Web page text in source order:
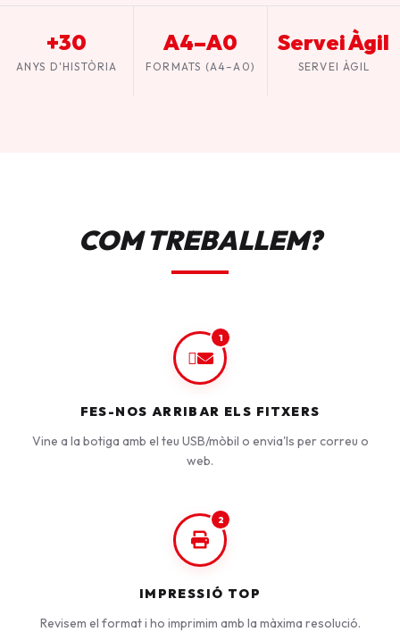
+30
ANYS D'HISTÒRIA
A4–A0
FORMATS (A4–A0)
Servei Àgil
SERVEI ÀGIL
COM TREBALLEM?
1
FES-NOS ARRIBAR ELS FITXERS
Vine a la botiga amb el teu USB/mòbil o envia'ls per correu o
web.
2
IMPRESSIÓ TOP
Revisem el format i ho imprimim amb la màxima resolució.